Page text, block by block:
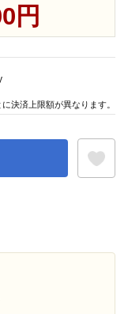
円
決済上限額が異なります。